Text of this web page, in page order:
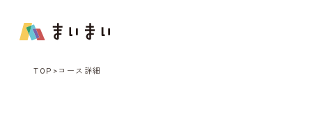
TOP コース詳細